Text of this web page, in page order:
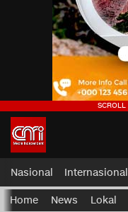
Nasional Internasional
Home News Lokal